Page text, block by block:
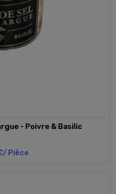
- Poivre & Basilic
/ Pièce